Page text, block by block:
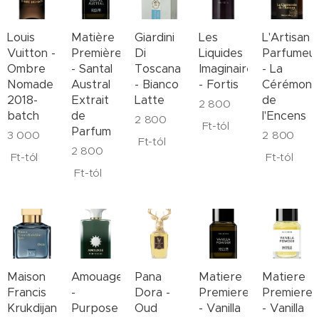
Louis
Vuitton -
Ombre
Nomade
2018-
batch
3 000
Ft-tól
Matière
Première
- Santal
Austral
Extrait
de
Parfum
2 800
Ft-tól
Giardini
Di
Toscana
- Bianco
Latte
2 800
Ft-tól
Les
Liquides
Imaginaires
- Fortis
2 800
Ft-tól
L'Artisan
- La
de
l'Encens
2 800
Ft-tól
Maison
Francis
Krukdijan
Amouage
-
Purpose
Pana
Dora -
Oud
Matiere
Premiere
- Vanilla
Matiere
Premiere
- Vanilla